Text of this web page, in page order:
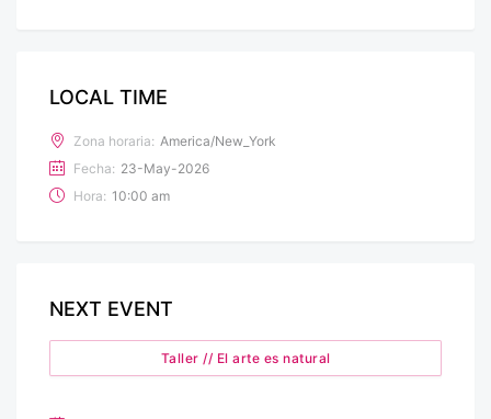
LOCAL TIME
Zona horaria: America/New_York
Fecha: 23-May-2026
Hora: 10:00 am
NEXT EVENT
Taller // El arte es natural